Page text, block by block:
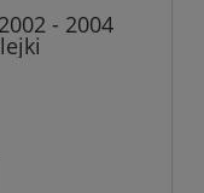
- 2004